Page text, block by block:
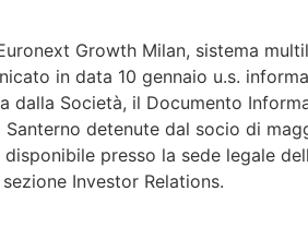
Growth Milan, sistema
in data 10 gennaio u.s.
Società, il Documento
detenute dal socio di
presso la sede legale
Investor Relations.